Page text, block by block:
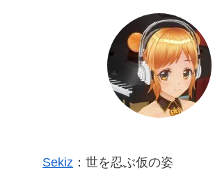
Sekiz ：世を忍ぶ仮の姿